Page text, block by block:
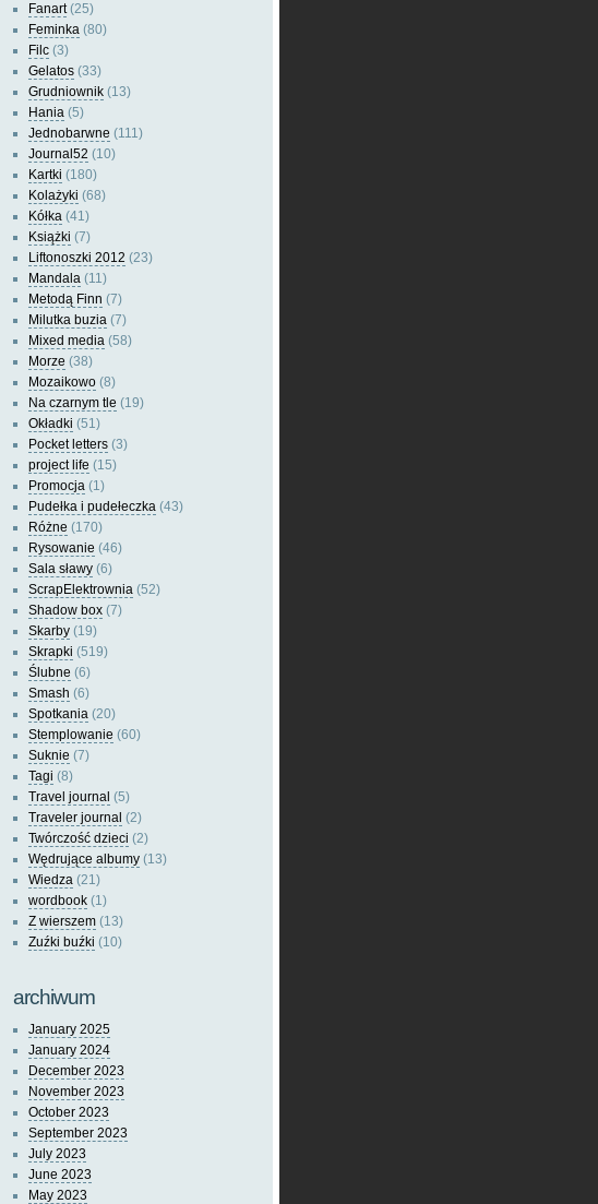
Fanart(25)
Feminka (80)
Filc (3)
Gelatos (33)
Grudniownik (13)
Hania (5)
Jednobarwne (111)
Journal52 (10)
Kartki (180)
Kolażyki (68)
Kółka (41)
Książki (7)
Liftonoszki 2012 (23)
Mandala (11)
Metodą Finn (7)
Milutka buzia (7)
Mixed media (58)
Morze (38)
Mozaikowo (8)
Na czarnym tle (19)
Okładki (51)
Pocket letters (3)
project life (15)
Promocja (1)
Pudełka i pudełeczka (43)
Różne (170)
Rysowanie (46)
Sala sławy (6)
ScrapElektrownia (52)
Shadow box (7)
Skarby (19)
Skrapki (519)
Ślubne (6)
Smash (6)
Spotkania (20)
Stemplowanie (60)
Suknie (7)
Tagi (8)
Travel journal (5)
Traveler journal (2)
Twórczość dzieci (2)
Wędrujące albumy (13)
Wiedza (21)
wordbook (1)
Z wierszem (13)
Zuźki buźki (10)
archiwum
January 2025
January 2024
December 2023
November 2023
October 2023
September 2023
July 2023
June 2023
May 2023